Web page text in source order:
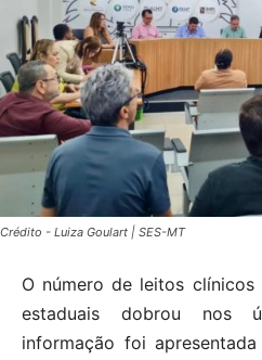
Crédito - Luiza Goulart | SES-MT
O número de leitos
estaduais dobrou nos
informação foi